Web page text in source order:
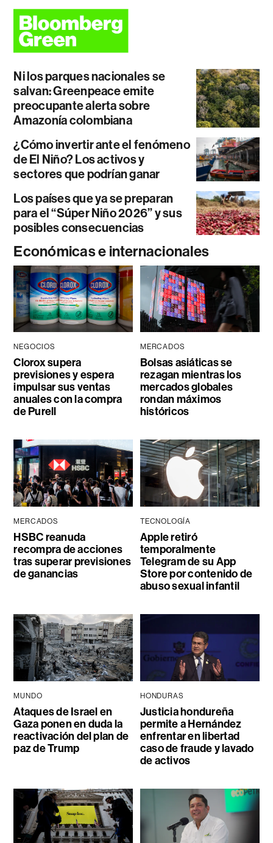
Ni los parques nacionales se
salvan: Greenpeace emite
preocupante alerta sobre
Amazonía colombiana
¿Cómo invertir ante el fenómeno
de El Niño? Los activos y
sectores que podrían ganar
Los países que ya se preparan
para el “Súper Niño 2026” y sus
posibles consecuencias
Económicas e internacionales
NEGOCIOS
Clorox supera
previsiones y espera
impulsar sus ventas
anuales con la compra
de Purell
MERCADOS
Bolsas asiáticas se
rezagan mientras los
mercados globales
rondan máximos
históricos
MERCADOS
HSBC reanuda
recompra de acciones
tras superar previsiones
de ganancias
TECNOLOGÍA
Apple retiró
temporalmente
Telegram de su App
Store por contenido de
abuso sexual infantil
MUNDO
Ataques de Israel en
Gaza ponen en duda la
reactivación del plan de
paz de Trump
HONDURAS
Justicia hondureña
permite a Hernández
enfrentar en libertad
caso de fraude y lavado
de activos